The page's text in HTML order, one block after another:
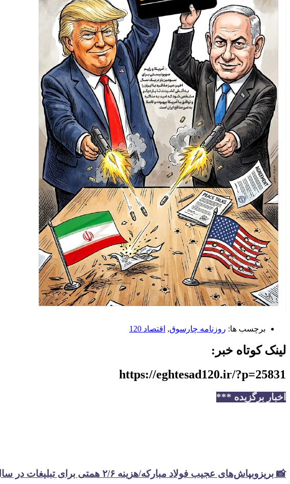
برچسب ها: ️روزنامه چارسوق, اقتصاد 120
لینک کوتاه خبر:
https://eghtesad120.ir/?p=25831
اخبار برگزیده ***
📸 بریزوبپاش‌های عجیب فولاد مبارکه/هزینه ۲/۶ همتی برای تبلیغات در سال گذشته